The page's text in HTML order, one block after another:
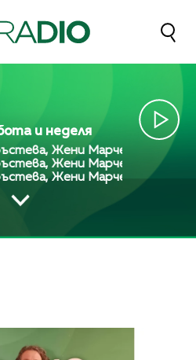
и неделя
Жени Марчева и Диана
Жени Марчева и Диана
Жени Марчева и Диана